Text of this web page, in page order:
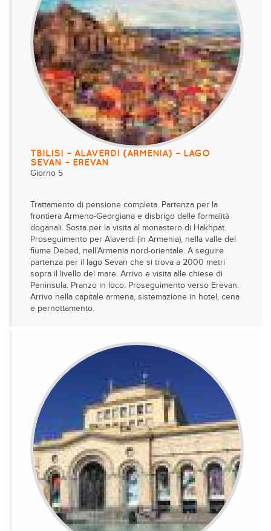
TBILISI – ALAVERDI (ARMENIA) – LAGO
SEVAN – EREVAN
Giorno 5
Trattamento di pensione completa. Partenza per la
frontiera Armeno-Georgiana e disbrigo delle formalità
doganali. Sosta per la visita al monastero di Hakhpat.
Proseguimento per Alaverdi (in Armenia), nella valle del
fiume Debed, nell’Armenia nord-orientale. A seguire
partenza per il lago Sevan che si trova a 2000 metri
sopra il livello del mare. Arrivo e visita alle chiese di
Peninsula. Pranzo in loco. Proseguimento verso Erevan.
Arrivo nella capitale armena, sistemazione in hotel, cena
e pernottamento.